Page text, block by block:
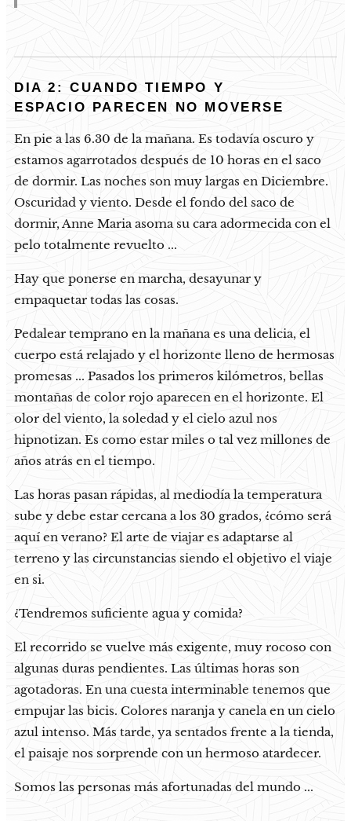
DIA 2: CUANDO TIEMPO Y
ESPACIO PARECEN NO MOVERSE
En pie a las 6.30 de la mañana. Es todavía oscuro y
estamos agarrotados después de 10 horas en el saco
de dormir. Las noches son muy largas en Diciembre.
Oscuridad y viento. Desde el fondo del saco de
dormir, Anne Maria asoma su cara adormecida con el
pelo totalmente revuelto ...
Hay que ponerse en marcha, desayunar y
empaquetar todas las cosas.
Pedalear temprano en la mañana es una delicia, el
cuerpo está relajado y el horizonte lleno de hermosas
promesas ... Pasados ​​los primeros kilómetros, bellas
montañas de color rojo aparecen en el horizonte. El
olor del viento, la soledad y el cielo azul nos
hipnotizan. Es como estar miles o tal vez millones de
años atrás en el tiempo.
Las horas pasan rápidas, al mediodía la temperatura
sube y debe estar cercana a los 30 grados, ¿cómo será
aquí en verano? El arte de viajar es adaptarse al
terreno y las circunstancias siendo el objetivo el viaje
en si.
¿Tendremos suficiente agua y comida?
El recorrido se vuelve más exigente, muy rocoso con
algunas duras pendientes. Las últimas horas son
agotadoras. En una cuesta interminable tenemos que
empujar las bicis. Colores naranja y canela en un cielo
azul intenso. Más tarde, ya sentados frente a la tienda,
el paisaje nos sorprende con un hermoso atardecer.
Somos las personas más afortunadas del mundo ...